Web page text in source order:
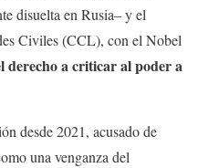
disuelta en Rusia– y el
Civiles (CCL), con el Nobel
derecho a criticar al podera
desde 2021, acusado de
una venganza del